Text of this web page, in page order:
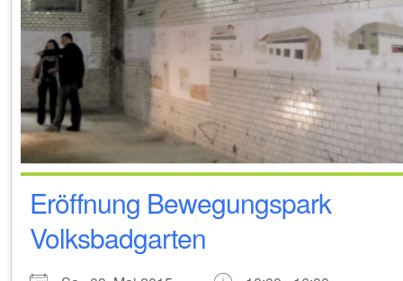
Eröffnung Bewegungspark
Volksbadgarten